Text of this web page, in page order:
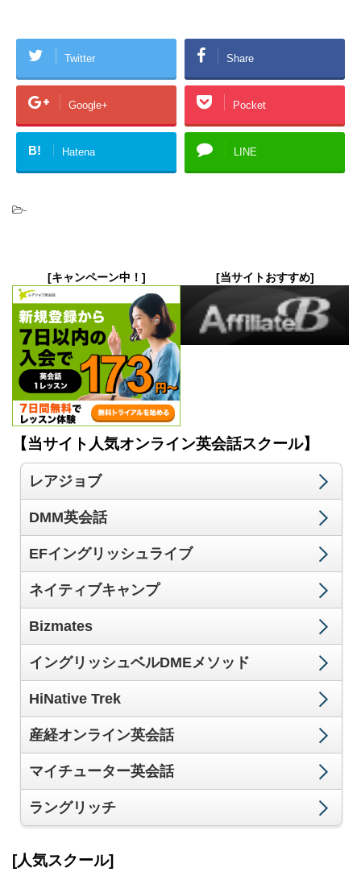
Twitter Share
Google+ Pocket
B! Hatena LINE
-
[キャンペーン中！] [当サイトおすすめ]
【当サイト人気オンライン英会話スクール】
レアジョブ
DMM英会話
EFイングリッシュライブ
ネイティブキャンプ
Bizmates
イングリッシュベルDMEメソッド
HiNative Trek
産経オンライン英会話
マイチューター英会話
ラングリッチ
[人気スクール]